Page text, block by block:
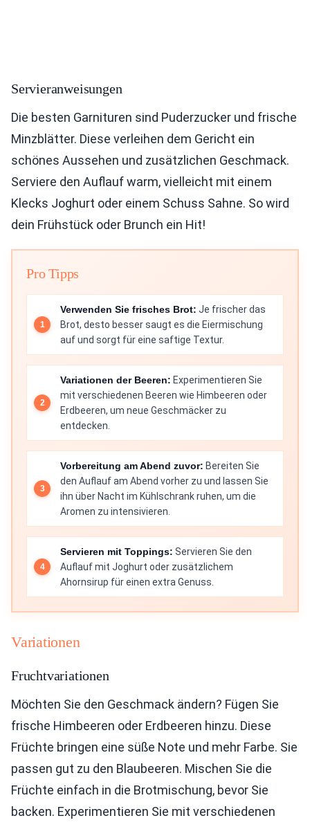
Servieranweisungen
Die besten Garnituren sind Puderzucker und frische
Minzblätter. Diese verleihen dem Gericht ein
schönes Aussehen und zusätzlichen Geschmack.
Serviere den Auflauf warm, vielleicht mit einem
Klecks Joghurt oder einem Schuss Sahne. So wird
dein Frühstück oder Brunch ein Hit!
Pro Tipps
Verwenden Sie frisches Brot: Je frischer das
Brot, desto besser saugt es die Eiermischung
auf und sorgt für eine saftige Textur.
Variationen der Beeren: Experimentieren Sie
mit verschiedenen Beeren wie Himbeeren oder
Erdbeeren, um neue Geschmäcker zu
entdecken.
Vorbereitung am Abend zuvor: Bereiten Sie
den Auflauf am Abend vorher zu und lassen Sie
ihn über Nacht im Kühlschrank ruhen, um die
Aromen zu intensivieren.
Servieren mit Toppings: Servieren Sie den
Auflauf mit Joghurt oder zusätzlichem
Ahornsirup für einen extra Genuss.
Variationen
Fruchtvariationen
Möchten Sie den Geschmack ändern? Fügen Sie
frische Himbeeren oder Erdbeeren hinzu. Diese
Früchte bringen eine süße Note und mehr Farbe. Sie
passen gut zu den Blaubeeren. Mischen Sie die
Früchte einfach in die Brotmischung, bevor Sie
backen. Experimentieren Sie mit verschiedenen